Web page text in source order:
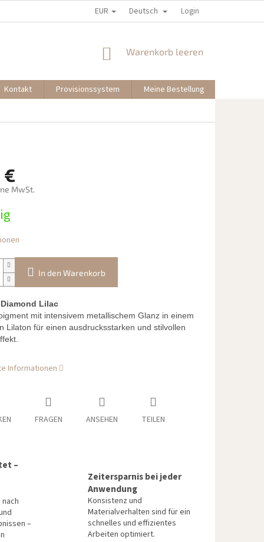
EUR Deutsch Login
WARENKORB
Warenkorb leeren
Kontakt Provisionssystem Meine Bestellung
€
MwSt.
In den Warenkorb
Lilac
mit intensivem metallischem Glanz in einem
Lilaton für einen ausdrucksstarken und stilvollen
Informationen
FRAGEN ANSEHEN TEILEN
–
–
Zeitersparnis bei jeder
Anwendung
Konsistenz und
Materialverhalten sind für ein
schnelles und effizientes
Arbeiten optimiert.